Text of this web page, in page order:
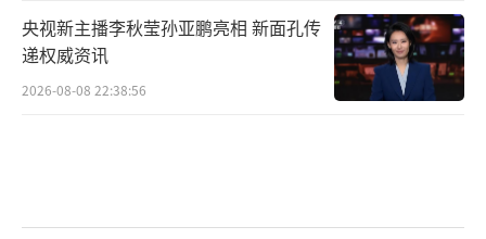
央视新主播李秋莹孙亚鹏亮相 新面孔传
递权威资讯
2026-08-08 22:38:56